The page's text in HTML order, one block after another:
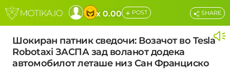
x 0.00 + POST
Шокиран патник сведочи: Возачот во Tesla
Robotaxi ЗАСПА зад воланот додека
автомобилот леташе низ Сан Франциско
SHARE